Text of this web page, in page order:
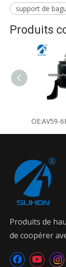
support de
Produits
Produits de
de coopérer